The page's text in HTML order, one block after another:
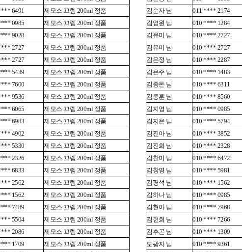
6491 제모스 끄렘 200ml 정품 김순자 님 011 **** 2174
0985 제모스 끄렘 200ml 정품 김영원 님 010 **** 1284
9028 제모스 끄렘 200ml 정품 김유미 님 010 **** 2727
2727 제모스 끄렘 200ml 정품 김유미 님 010 **** 2727
2727 제모스 끄렘 200ml 정품 김은정 님 010 **** 2287
5439 제모스 끄렘 200ml 정품 김은주 님 010 **** 1483
7600 제모스 끄렘 200ml 정품 김종돈 님 010 **** 6311
9536 제모스 끄렘 200ml 정품 김종훈 님 010 **** 8560
6065 제모스 끄렘 200ml 정품 김지영 님 010 **** 0985
6983 제모스 끄렘 200ml 정품 김지은 님 010 **** 5794
4902 제모스 끄렘 200ml 정품 김진아 님 010 **** 3852
5330 제모스 끄렘 200ml 정품 김진희 님 010 **** 2328
2326 제모스 끄렘 200ml 정품 김찬미 님 010 **** 6472
6833 제모스 끄렘 200ml 정품 김창영 님 010 **** 5981
2562 제모스 끄렘 200ml 정품 김평석 님 010 **** 1562
1562 제모스 끄렘 200ml 정품 김하나 님 010 **** 0985
7489 제모스 끄렘 200ml 정품 김현아 님 010 **** 7968
5504 제모스 끄렘 200ml 정품 김현희 님 010 **** 7266
2086 제모스 끄렘 200ml 정품 김후곤 님 010 **** 1309
1709 제모스 끄렘 200ml 정품 도광자 님 010 **** 9361